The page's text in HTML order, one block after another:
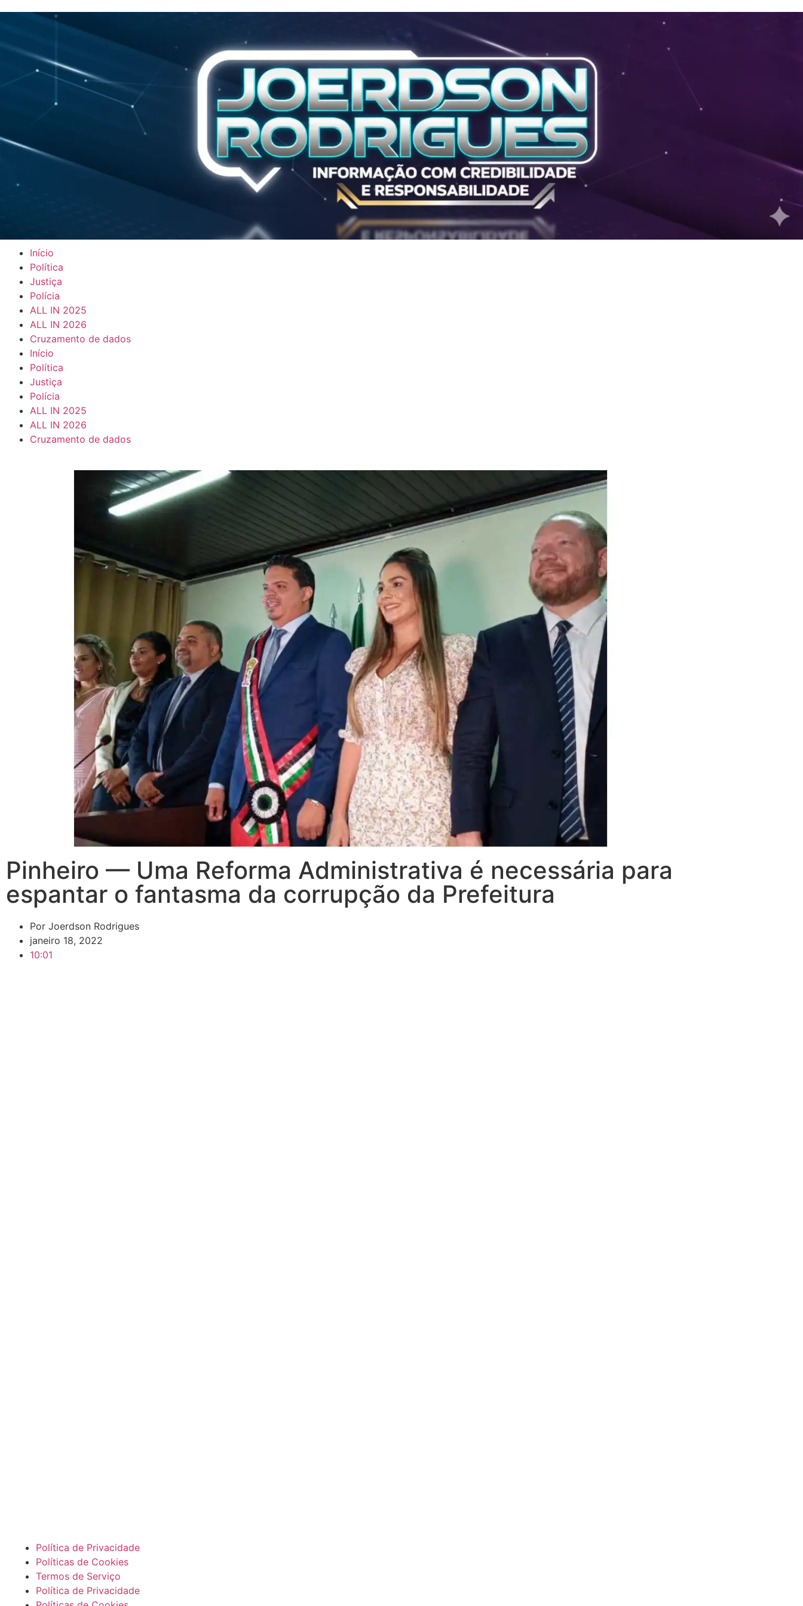
Início
Política
Justiça
Polícia
ALL IN 2025
ALL IN 2026
Cruzamento de dados
Início
Política
Justiça
Polícia
ALL IN 2025
ALL IN 2026
Cruzamento de dados
Pinheiro — Uma Reforma Administrativa é necessária para
espantar o fantasma da corrupção da Prefeitura
Por Joerdson Rodrigues
janeiro 18, 2022
10:01
Política de Privacidade
Políticas de Cookies
Termos de Serviço
Política de Privacidade